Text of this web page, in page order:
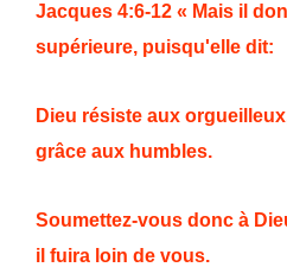
Jacques 4:6-12 « Mais il
supérieure, puisqu'elle dit:
Dieu résiste aux
grâce aux humbles.
Soumettez-vous donc à
il fuira loin de vous.